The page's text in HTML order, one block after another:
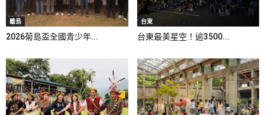
離島
2026菊島盃全國青少年...
台東
台東最美星空！逾3500...